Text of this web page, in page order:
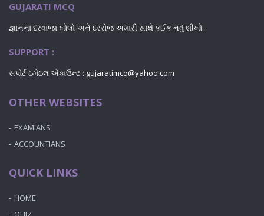
GUJARATI MCQ
જ્ઞાનના દરવાજા ખોલો અને દરરોજ અમારી સાથે કંઈક નવું શીખો.
SUPPORT :
સપોર્ટ ઇમેઇલ એકાઉન્ટ : gujaratimcq@yahoo.com
OTHER WEBSITES
EXAMIANS
ACCOUNTIANS
QUICK LINKS
HOME